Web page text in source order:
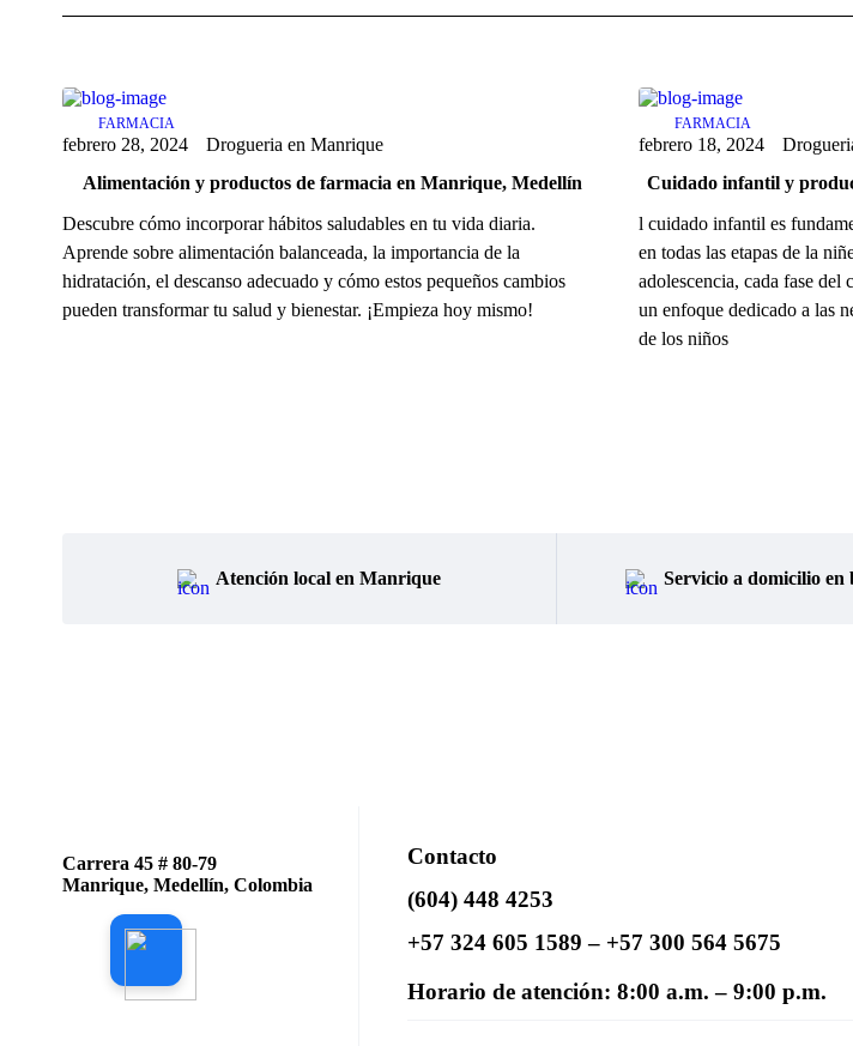
FARMACIA
febrero 28, 2024
Drogueria en Manrique
Alimentación y productos de farmacia en Manrique, Medellín
Descubre cómo incorporar hábitos saludables en tu vida diaria.
Aprende sobre alimentación balanceada, la importancia de la
hidratación, el descanso adecuado y cómo estos pequeños cambios
pueden transformar tu salud y bienestar. ¡Empieza hoy mismo!
FARMACIA
febrero 18, 2024
Cuidado infantil y
l cuidado infantil es
en todas las etapas de la
adolescencia, cada fase
un enfoque dedicado a las
de los niños
Atención local en Manrique Servicio a domicilio en
Carrera 45 # 80-79
Manrique, Medellín, Colombia
Contacto
(604) 448 4253
+57 324 605 1589 – +57 300 564 5675
Horario de atención: 8:00 a.m. – 9:00 p.m.